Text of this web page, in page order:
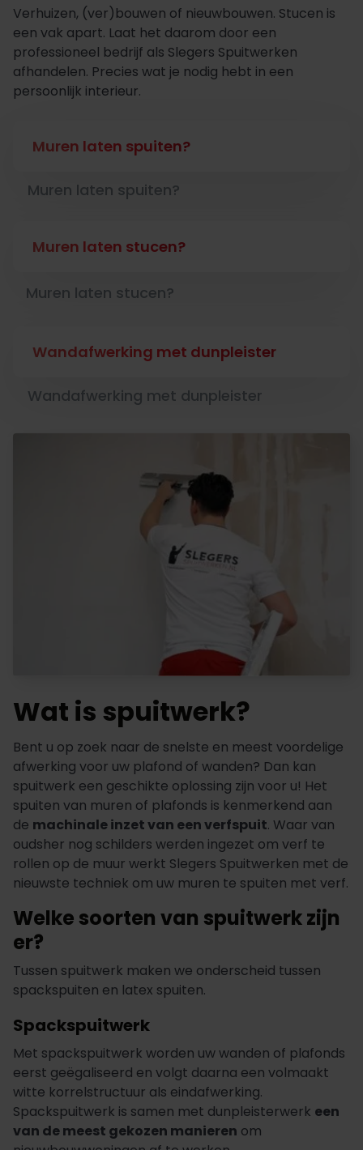
Verhuizen, (ver)bouwen of nieuwbouwen. Stucen is
een vak apart. Laat het daarom door een
professioneel bedrijf als Slegers Spuitwerken
afhandelen. Precies wat je nodig hebt in een
persoonlijk interieur.
Muren laten spuiten?
Muren laten spuiten?
Muren laten stucen?
Muren laten stucen?
Wandafwerking met dunpleister
Wandafwerking met dunpleister
Wat is spuitwerk?
Bent u op zoek naar de snelste en meest voordelige
afwerking voor uw plafond of wanden? Dan kan
spuitwerk een geschikte oplossing zijn voor u! Het
spuiten van muren of plafonds is kenmerkend aan
de machinale inzet van een verfspuit. Waar van
oudsher nog schilders werden ingezet om verf te
rollen op de muur werkt Slegers Spuitwerken met de
nieuwste techniek om uw muren te spuiten met verf.
Welke soorten van spuitwerk zijn
er?
Tussen spuitwerk maken we onderscheid tussen
spackspuiten en latex spuiten.
Spackspuitwerk
Met spackspuitwerk worden uw wanden of plafonds
eerst geëgaliseerd en volgt daarna een volmaakt
witte korrelstructuur als eindafwerking.
Spackspuitwerk is samen met dunpleisterwerk een
van de meest gekozen manieren om